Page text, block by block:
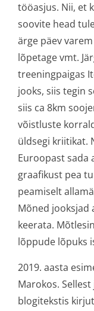
tööasjus. Nii, et
soovite head
ärge päev
lõpetage vmt.
treeningpaigas
jooks, siis tegin
siis ca 8km
võistluste
üldsegi kriitikat.
Euroopast sada
graafikust pea
peamiselt
Mõned jooksjad
keerata.
lõppude lõpuks
2019. aasta
Marokos.
blogitekstis